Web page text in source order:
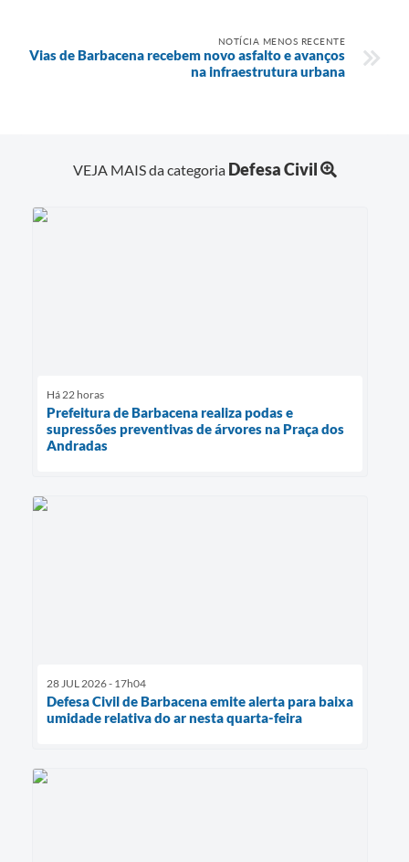
NOTÍCIA MENOS RECENTE
Vias de Barbacena recebem novo asfalto e avanços
na infraestrutura urbana
VEJA MAIS da categoria Defesa Civil
Há 22 horas
Prefeitura de Barbacena realiza podas e
supressões preventivas de árvores na Praça dos
Andradas
28 JUL 2026 - 17h04
Defesa Civil de Barbacena emite alerta para baixa
umidade relativa do ar nesta quarta-feira